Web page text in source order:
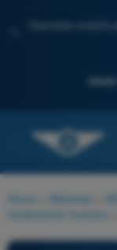
Descubre
Home Materias
rendimiento humano